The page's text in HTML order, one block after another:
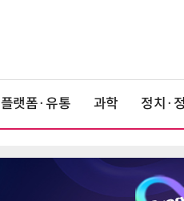
플랫폼·유통 과학 정치·